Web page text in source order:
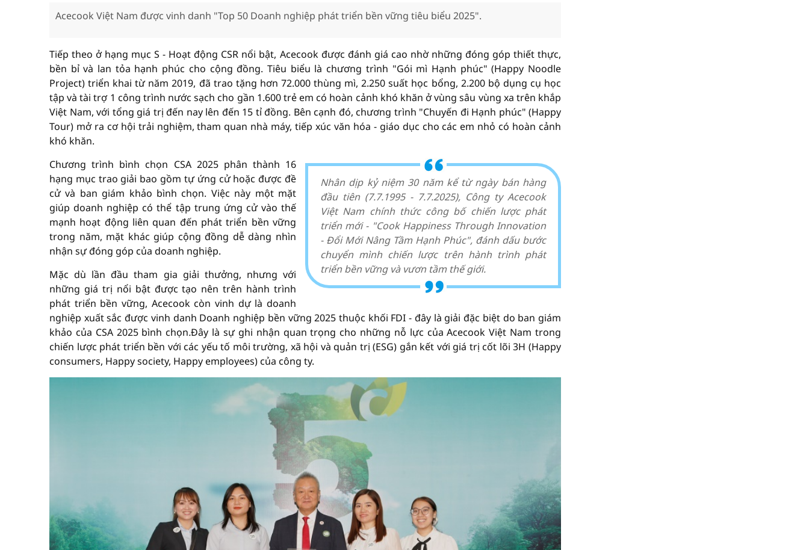
Acecook Việt Nam được vinh danh "Top 50 Doanh nghiệp phát triển bền vững tiêu biểu 2025".
Tiếp theo ở hạng mục S - Hoạt động CSR nổi bật, Acecook được đánh giá cao nhờ những đóng góp thiết thực,
bền bỉ và lan tỏa hạnh phúc cho cộng đồng. Tiêu biểu là chương trình "Gói mì Hạnh phúc" (Happy Noodle
Project) triển khai từ năm 2019, đã trao tặng hơn 72.000 thùng mì, 2.250 suất học bổng, 2.200 bộ dụng cụ học
tập và tài trợ 1 công trình nước sạch cho gần 1.600 trẻ em có hoàn cảnh khó khăn ở vùng sâu vùng xa trên khắp
Việt Nam, với tổng giá trị đến nay lên đến 15 tỉ đồng. Bên cạnh đó, chương trình "Chuyến đi Hạnh phúc" (Happy
Tour) mở ra cơ hội trải nghiệm, tham quan nhà máy, tiếp xúc văn hóa - giáo dục cho các em nhỏ có hoàn cảnh
khó khăn.
Nhân dịp kỷ niệm 30 năm kể từ ngày bán hàng
đầu tiên (7.7.1995 - 7.7.2025), Công ty Acecook
Việt Nam chính thức công bố chiến lược phát
triển mới - "Cook Happiness Through Innovation
- Đổi Mới Nâng Tầm Hạnh Phúc", đánh dấu bước
chuyển mình chiến lược trên hành trình phát
triển bền vững và vươn tầm thế giới.
Chương trình bình chọn CSA 2025 phân thành 16
hạng mục trao giải bao gồm tự ứng cử hoặc được đề
cử và ban giám khảo bình chọn. Việc này một mặt
giúp doanh nghiệp có thể tập trung ứng cử vào thế
mạnh hoạt động liên quan đến phát triển bền vững
trong năm, mặt khác giúp cộng đồng dễ dàng nhìn
nhận sự đóng góp của doanh nghiệp.
Mặc dù lần đầu tham gia giải thưởng, nhưng với
những giá trị nổi bật được tạo nên trên hành trình
phát triển bền vững, Acecook còn vinh dự là doanh
nghiệp xuất sắc được vinh danh Doanh nghiệp bền vững 2025 thuộc khối FDI - đây là giải đặc biệt do ban giám
khảo của CSA 2025 bình chọn.Đây là sự ghi nhận quan trọng cho những nỗ lực của Acecook Việt Nam trong
chiến lược phát triển bền với các yếu tố môi trường, xã hội và quản trị (ESG) gắn kết với giá trị cốt lõi 3H (Happy
consumers, Happy society, Happy employees) của công ty.